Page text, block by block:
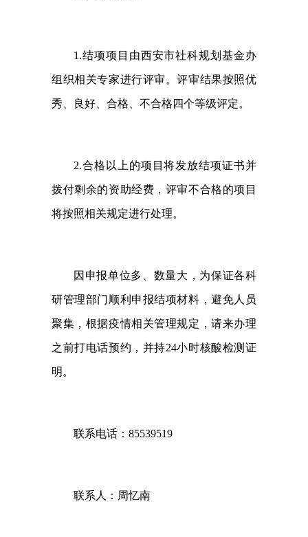
1.结项项目由西安市社科规划基金办
组织相关专家进行评审。评审结果按照优
秀、良好、合格、不合格四个等级评定。
2.合格以上的项目将发放结项证书并
拨付剩余的资助经费，评审不合格的项目
将按照相关规定进行处理。
因申报单位多、数量大，为保证各科
研管理部门顺利申报结项材料，避免人员
聚集， 根据疫情相关管理规定，请来办理
之前打电话预约 ，并持24小时核酸检测证
明 。
联系电话： 85539519
联系人：周忆南